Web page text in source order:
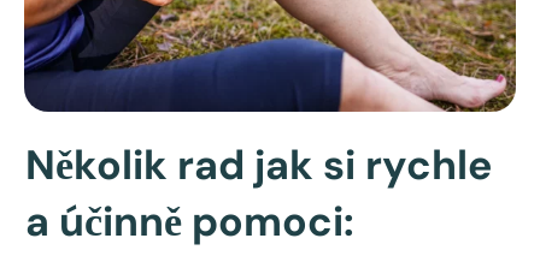
Několik rad jak si rychle
a účinně pomoci: